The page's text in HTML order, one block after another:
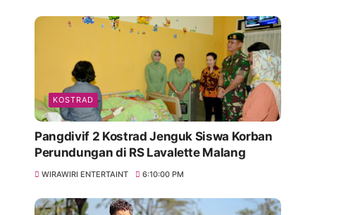
KOSTRAD
Pangdivif 2 Kostrad Jenguk Siswa Korban
Perundungan di RS Lavalette Malang
WIRAWIRI ENTERTAINT 6:10:00 PM